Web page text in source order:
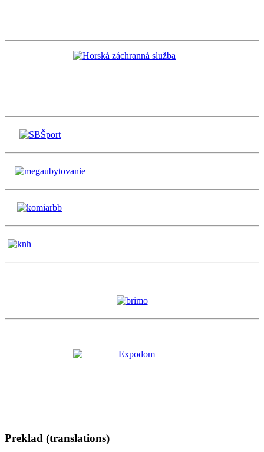
Preklad (translations)